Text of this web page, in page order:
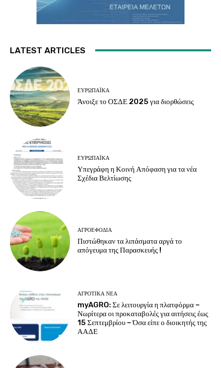
LATEST ARTICLES
ΕΥΡΩΠΑΪΚΆ
Άνοιξε το ΟΣΔΕ 2025 για διορθώσεις
ΕΥΡΩΠΑΪΚΆ
Υπεγράφη η Κοινή Απόφαση για τα νέα
Σχέδια Βελτίωσης
ΑΓΡΟΕΦΌΔΙΑ
Πιστώθηκαν τα λιπάσματα αργά το
απόγευμα της Παρασκευής !
ΑΓΡΟΤΙΚΆ ΝΈΑ
myAGRO: Σε λειτουργία η πλατφόρμα –
Νωρίτερα οι προκαταβολές για αιτήσεις έως
15 Σεπτεμβρίου – Όσα είπε ο διοικητής της
ΑΑΔΕ